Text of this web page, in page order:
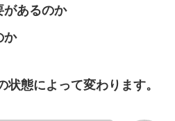
があるのか
か
状態によって変わります。